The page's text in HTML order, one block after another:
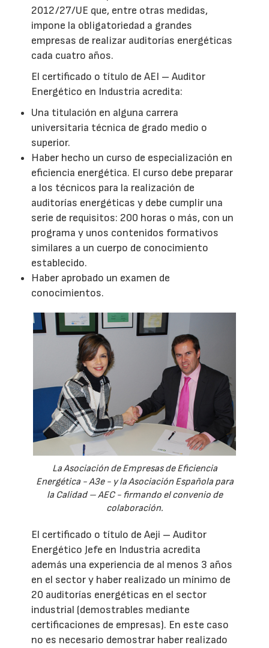
2012/27/UE que, entre otras medidas,
impone la obligatoriedad a grandes
empresas de realizar auditorías energéticas
cada cuatro años.
El certificado o título de AEI – Auditor
Energético en Industria acredita:
Una titulación en alguna carrera
universitaria técnica de grado medio o
superior.
Haber hecho un curso de especialización en
eficiencia energética. El curso debe preparar
a los técnicos para la realización de
auditorías energéticas y debe cumplir una
serie de requisitos: 200 horas o más, con un
programa y unos contenidos formativos
similares a un cuerpo de conocimiento
establecido.
Haber aprobado un examen de
conocimientos.
La Asociación de Empresas de Eficiencia
Energética - A3e - y la Asociación Española para
la Calidad – AEC - firmando el convenio de
colaboración.
El certificado o título de Aeji – Auditor
Energético Jefe en Industria acredita
además una experiencia de al menos 3 años
en el sector y haber realizado un mínimo de
20 auditorías energéticas en el sector
industrial (demostrables mediante
certificaciones de empresas). En este caso
no es necesario demostrar haber realizado